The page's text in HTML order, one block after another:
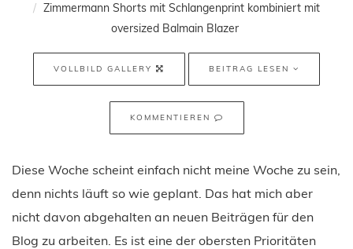
Zimmermann Shorts mit Schlangenprint kombiniert mit
oversized Balmain Blazer
VOLLBILD GALLERY BEITRAG LESEN
KOMMENTIEREN
Diese Woche scheint einfach nicht meine Woche zu sein,
denn nichts läuft so wie geplant. Das hat mich aber
nicht davon abgehalten an neuen Beiträgen für den
Blog zu arbeiten. Es ist eine der obersten Prioritäten